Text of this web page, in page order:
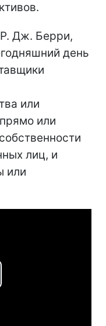
Р. Дж. Берри,
день
или
или
лиц, и
или